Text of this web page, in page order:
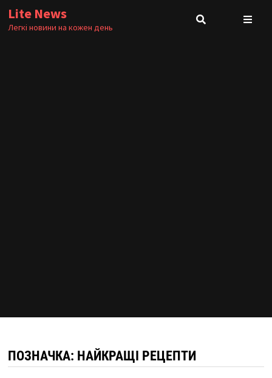
Skip
to
Lite News
Легкі новини на кожен день
ПОЗНАЧКА: НАЙКРАЩІ РЕЦЕПТИ